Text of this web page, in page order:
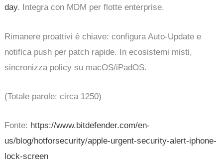
day. Integra con MDM per flotte enterprise.
Rimanere proattivi è chiave: configura Auto-Update e
notifica push per patch rapide. In ecosistemi misti,
sincronizza policy su macOS/iPadOS.
(Totale parole: circa 1250)
Fonte: https://www.bitdefender.com/en-
us/blog/hotforsecurity/apple-urgent-security-alert-iphone-
lock-screen